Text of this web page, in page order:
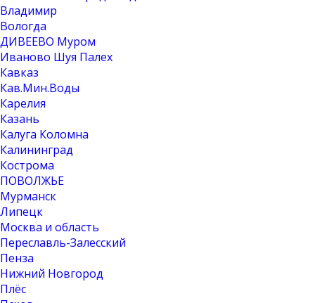
Владимир
Вологда
ДИВЕЕВО Муром
Иваново Шуя Палех
Кавказ
Кав.Мин.Воды
Карелия
Казань
Калуга Коломна
Калининград
Кострома
ПОВОЛЖЬЕ
Мурманск
Липецк
Москва и область
Переславль-Залесский
Пенза
Нижний Новгород
Плёс